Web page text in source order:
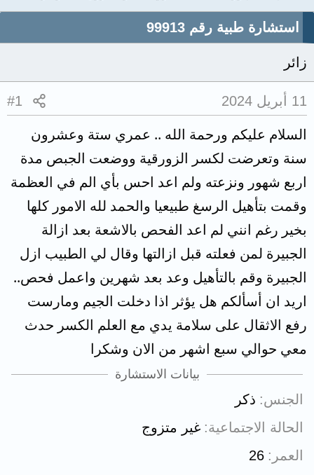
استشارة طبية رقم 99913
زائر
11 أبريل 2024 #1
السلام عليكم ورحمة الله .. عمري ستة وعشرون
سنة وتعرضت لكسر الزورقية ووضعت الجبص مدة
اربع شهور ونزعته ولم اعد احس بأي الم في العظمة
وقمت بتأهيل الرسغ طبيعيا والحمد لله الامور كلها
بخير رغم انني لم اعد الفحص بالاشعة بعد ازالة
الجبيرة لمن فعلته قبل ازالتها وقال لي الطبيب ازل
الجبيرة وقم بالتأهيل وعد بعد شهرين واعمل فحص..
اريد ان أسألكم هل يؤثر اذا دخلت الجيم ومارست
رفع الاثقال على سلامة يدي مع العلم الكسر حدث
معي حوالي سبع اشهر من الان وشكرا
بيانات الاستشارة
الجنس ذكر
الحالة الاجتماعية غير متزوج
العمر
26